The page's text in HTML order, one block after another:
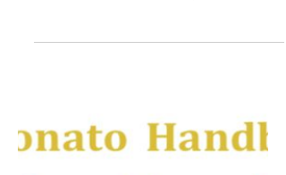
moaectaubate
título Sul-Centro
Americano de Clubes